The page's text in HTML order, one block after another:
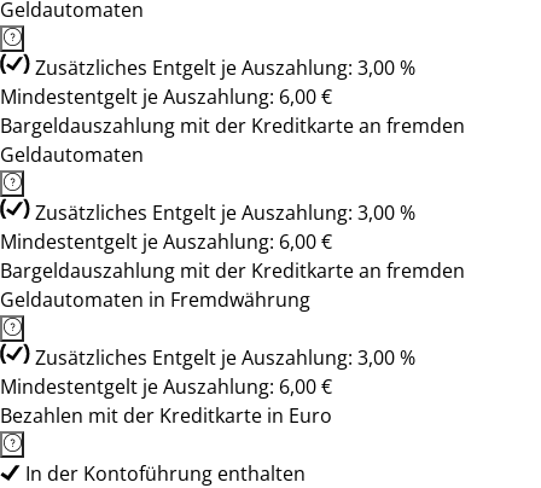
Geldautomaten
Zusätzliches Entgelt je Auszahlung: 3,00 %
Mindestentgelt je Auszahlung: 6,00 €
Bargeldauszahlung mit der Kreditkarte an fremden
Geldautomaten
Zusätzliches Entgelt je Auszahlung: 3,00 %
Mindestentgelt je Auszahlung: 6,00 €
Bargeldauszahlung mit der Kreditkarte an fremden
Geldautomaten in Fremdwährung
Zusätzliches Entgelt je Auszahlung: 3,00 %
Mindestentgelt je Auszahlung: 6,00 €
Bezahlen mit der Kreditkarte in Euro
In der Kontoführung enthalten